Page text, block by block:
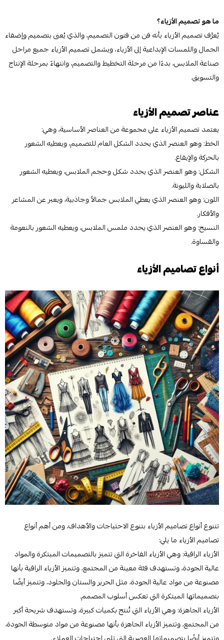
ما هو تصميم الأزياء؟
يُعرَّف تصميم الأزياء بأنه فن من فنون التصميم، والذي يُعنى بتصميم وإضفاء
الجمال واللمسات الإبداعية إلى الأزياء، ويشمل تصميم الأزياء جميع مراحل
صناعة الملابس، بدءًا من مرحلة التخطيط والتصميم، وانتهاءً بمرحلة الإنتاج
والتسويق.
عناصر تصميم الأزياء
يعتمد تصميم الأزياء على مجموعة من العناصر الأساسية، وهي:
الخط: وهو العنصر الذي يحدد الشكل العام للتصميم، ويعطيه الشعور
بالحركة والإيقاع.
الشكل: وهو العنصر الذي يحدد شكل وحجم الملابس، ويعطيه الشعور
بالصلابة والليونة.
اللون: وهو العنصر الذي يعطي الملابس جمالاً وجاذبية، ويعبر عن المشاعر
والأفكار.
النسيج: وهو العنصر الذي يحدد ملمس الملابس، ويعطيه الشعور بالنعومة
والقساوة.
أنواع تصاميم الأزياء
تتنوع أنواع تصاميم الأزياء بتنوع الاحتياجات والأهداف، ومن أهم أنواع
تصاميم الأزياء ما يلي:
الأزياء الراقية: وهي الأزياء الفاخرة التي تتميز بالتصميمات المبتكرة والمواد
عالية الجودة، وتستهدف فئة معينة من المجتمع، وتتميز الأزياء الراقية بأنها
مصنوعة من مواد عالية الجودة، مثل الحرير والستان والجلود، وتتميز أيضًا
بتصميماتها المبتكرة التي تعكس أسلوب المصمم.
الأزياء الجاهزة: وهي الأزياء التي تُنتج بكميات كبيرة، وتستهدف شريحة أكبر
من المجتمع، وتتميز الأزياء الجاهزة بأنها مصنوعة من مواد متوسطة الجودة،